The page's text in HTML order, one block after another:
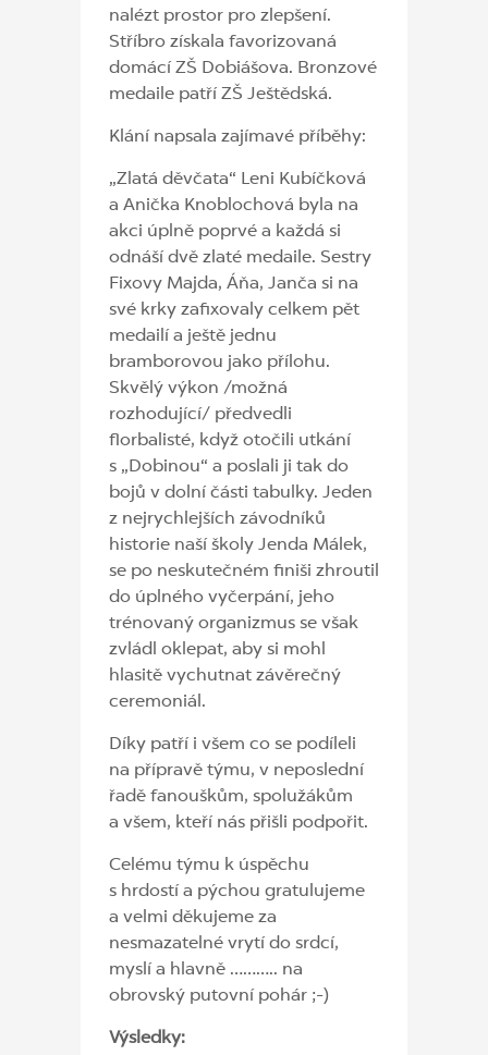
nalézt prostor pro zlepšení.
Stříbro získala favorizovaná
domácí ZŠ Dobiášova. Bronzové
medaile patří ZŠ Ještědská.
Klání napsala zajímavé příběhy:
„Zlatá děvčata“ Leni Kubíčková
a Anička Knoblochová byla na
akci úplně poprvé a každá si
odnáší dvě zlaté medaile. Sestry
Fixovy Majda, Áňa, Janča si na
své krky zafixovaly celkem pět
medailí a ještě jednu
bramborovou jako přílohu.
Skvělý výkon /možná
rozhodující/ předvedli
florbalisté, když otočili utkání
s „Dobinou“ a poslali ji tak do
bojů v dolní části tabulky. Jeden
z nejrychlejších závodníků
historie naší školy Jenda Málek,
se po neskutečném finiši zhroutil
do úplného vyčerpání, jeho
trénovaný organizmus se však
zvládl oklepat, aby si mohl
hlasitě vychutnat závěrečný
ceremoniál.
Díky patří i všem co se podíleli
na přípravě týmu, v neposlední
řadě fanouškům, spolužákům
a všem, kteří nás přišli podpořit.
Celému týmu k úspěchu
s hrdostí a pýchou gratulujeme
a velmi děkujeme za
nesmazatelné vrytí do srdcí,
myslí a hlavně ……….. na
obrovský putovní pohár ;-)
Výsledky: